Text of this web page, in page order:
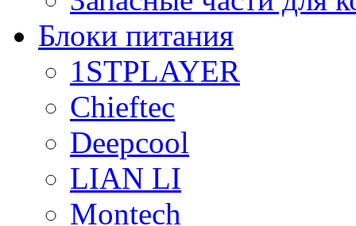
Блоки питания
1STPLAYER
Chieftec
Deepcool
LIAN LI
Montech